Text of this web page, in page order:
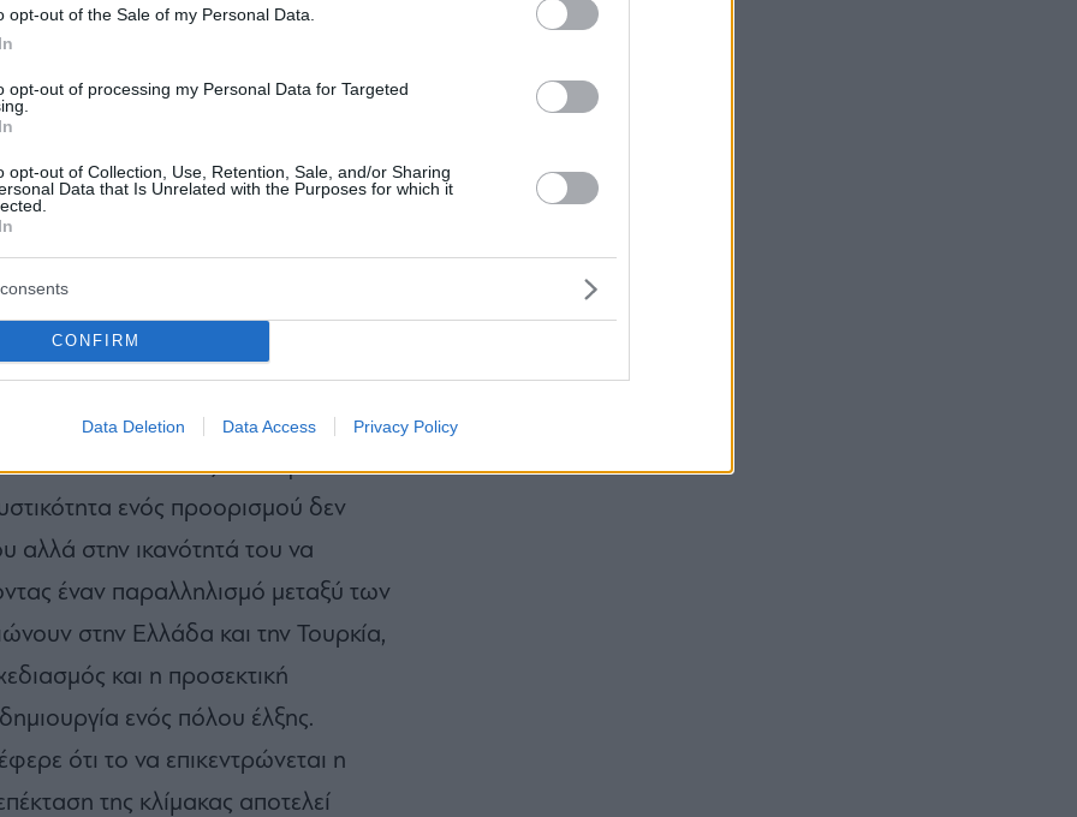
opt-out of the Sale of my Personal Data.
opt-out of processing my Personal Data for Targeted
opt-out of Collection, Use, Retention, Sale, and/or Sharing
Data that Is Unrelated with the Purposes for which it
CONFIRM
Data Deletion Data Access Privacy Policy
στις εμπειρίες του,
ανεπτυγμένη Αθήνα που είχε
με την ταχέως εξελισσόμενη
αναφέροντας το παράδειγμα
κατανόησης της αγοράς
Villa Maçakızı έχει μεταβεί από
καταλυμάτων στη
όπου οι τιμές ανα
ευρώ.
του πολυτελούς boutique
ενός προορισμού δεν
αλλά στην ικανότητά του να
έναν παραλληλισμό μεταξύ των
στην Ελλάδα και την Τουρκία,
και η προσεκτική
ενός πόλου έλξης.
ότι το να επικεντρώνεται η
της κλίμακας αποτελεί